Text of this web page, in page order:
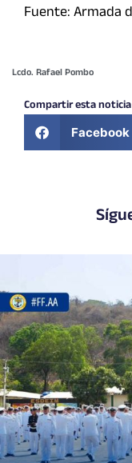
Fuente: Armada
Lcdo. Rafael Pombo
Compartir esta noticia
Facebook